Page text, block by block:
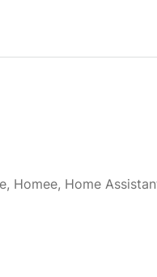
Homee, Home